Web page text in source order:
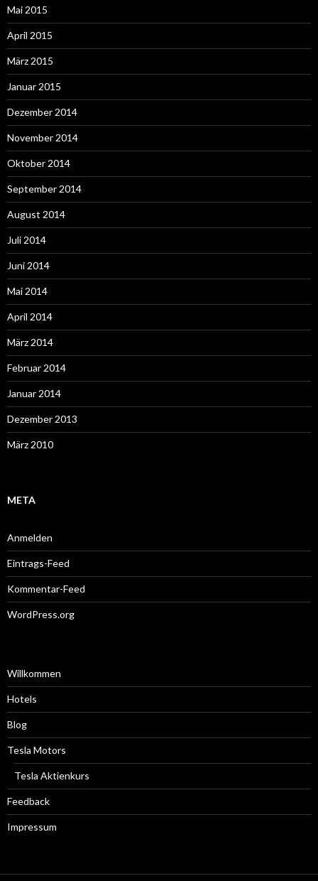
Mai 2015
April 2015
März 2015
Januar 2015
Dezember 2014
November 2014
Oktober 2014
September 2014
August 2014
Juli 2014
Juni 2014
Mai 2014
April 2014
März 2014
Februar 2014
Januar 2014
Dezember 2013
März 2010
META
Anmelden
Eintrags-Feed
Kommentar-Feed
WordPress.org
Willkommen
Hotels
Blog
Tesla Motors
Tesla Aktienkurs
Feedback
Impressum